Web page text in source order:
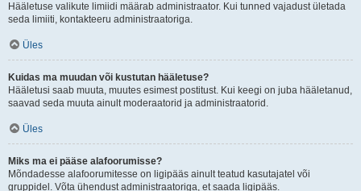
Hääletuse valikute limiidi määrab administraator. Kui tunned vajadust ületada
seda limiiti, kontakteeru administraatoriga.
Üles
Kuidas ma muudan või kustutan hääletuse?
Hääletusi saab muuta, muutes esimest postitust. Kui keegi on juba hääletanud,
saavad seda muuta ainult moderaatorid ja administraatorid.
Üles
Miks ma ei pääse alafoorumisse?
Mõndadesse alafoorumitesse on ligipääs ainult teatud kasutajatel või
gruppidel. Võta ühendust administraatoriga, et saada ligipääs.